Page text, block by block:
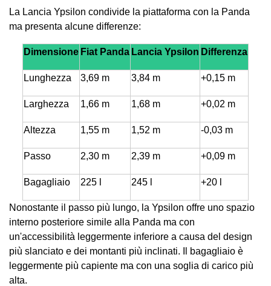
La Lancia Ypsilon condivide la piattaforma con la Panda
ma presenta alcune differenze:
Dimensione Fiat Panda Lancia Ypsilon Differenza
Lunghezza 3,69 m 3,84 m +0,15 m
Larghezza 1,66 m 1,68 m +0,02 m
Altezza 1,55 m 1,52 m -0,03 m
Passo 2,30 m 2,39 m +0,09 m
Bagagliaio 225 l 245 l +20 l
Nonostante il passo più lungo, la Ypsilon offre uno spazio
interno posteriore simile alla Panda ma con
un'accessibilità leggermente inferiore a causa del design
più slanciato e dei montanti più inclinati. Il bagagliaio è
leggermente più capiente ma con una soglia di carico più
alta.